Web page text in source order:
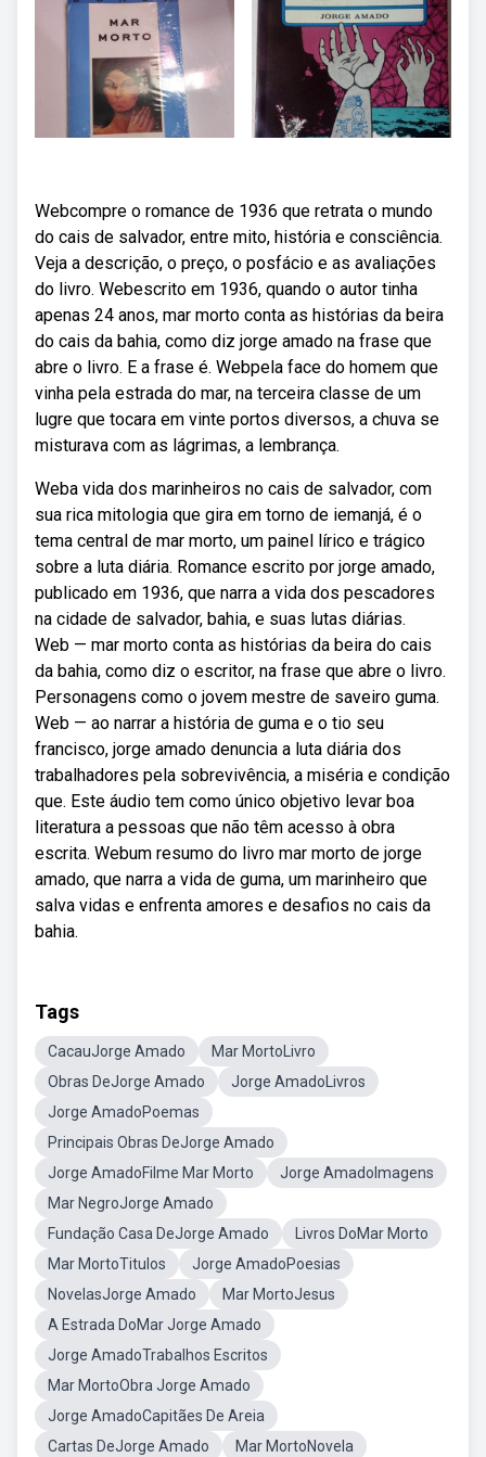
Webcompre o romance de 1936 que retrata o mundo
do cais de salvador, entre mito, história e consciência.
Veja a descrição, o preço, o posfácio e as avaliações
do livro. Webescrito em 1936, quando o autor tinha
apenas 24 anos, mar morto conta as histórias da beira
do cais da bahia, como diz jorge amado na frase que
abre o livro. E a frase é. Webpela face do homem que
vinha pela estrada do mar, na terceira classe de um
lugre que tocara em vinte portos diversos, a chuva se
misturava com as lágrimas, a lembrança.
Weba vida dos marinheiros no cais de salvador, com
sua rica mitologia que gira em torno de iemanjá, é o
tema central de mar morto, um painel lírico e trágico
sobre a luta diária. Romance escrito por jorge amado,
publicado em 1936, que narra a vida dos pescadores
na cidade de salvador, bahia, e suas lutas diárias.
Web — mar morto conta as histórias da beira do cais
da bahia, como diz o escritor, na frase que abre o livro.
Personagens como o jovem mestre de saveiro guma.
Web — ao narrar a história de guma e o tio seu
francisco, jorge amado denuncia a luta diária dos
trabalhadores pela sobrevivência, a miséria e condição
que. Este áudio tem como único objetivo levar boa
literatura a pessoas que não têm acesso à obra
escrita. Webum resumo do livro mar morto de jorge
amado, que narra a vida de guma, um marinheiro que
salva vidas e enfrenta amores e desafios no cais da
bahia.
Tags
CacauJorge Amado
Mar MortoLivro
Obras DeJorge Amado
Jorge AmadoLivros
Jorge AmadoPoemas
Principais Obras DeJorge Amado
Jorge AmadoFilme Mar Morto
Jorge AmadoImagens
Mar NegroJorge Amado
Fundação Casa DeJorge Amado
Livros DoMar Morto
Mar MortoTitulos
Jorge AmadoPoesias
NovelasJorge Amado
Mar MortoJesus
A Estrada DoMar Jorge Amado
Jorge AmadoTrabalhos Escritos
Mar MortoObra Jorge Amado
Jorge AmadoCapitães De Areia
Cartas DeJorge Amado
Mar MortoNovela